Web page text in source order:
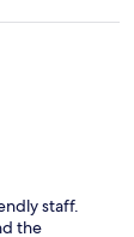
staff.
the